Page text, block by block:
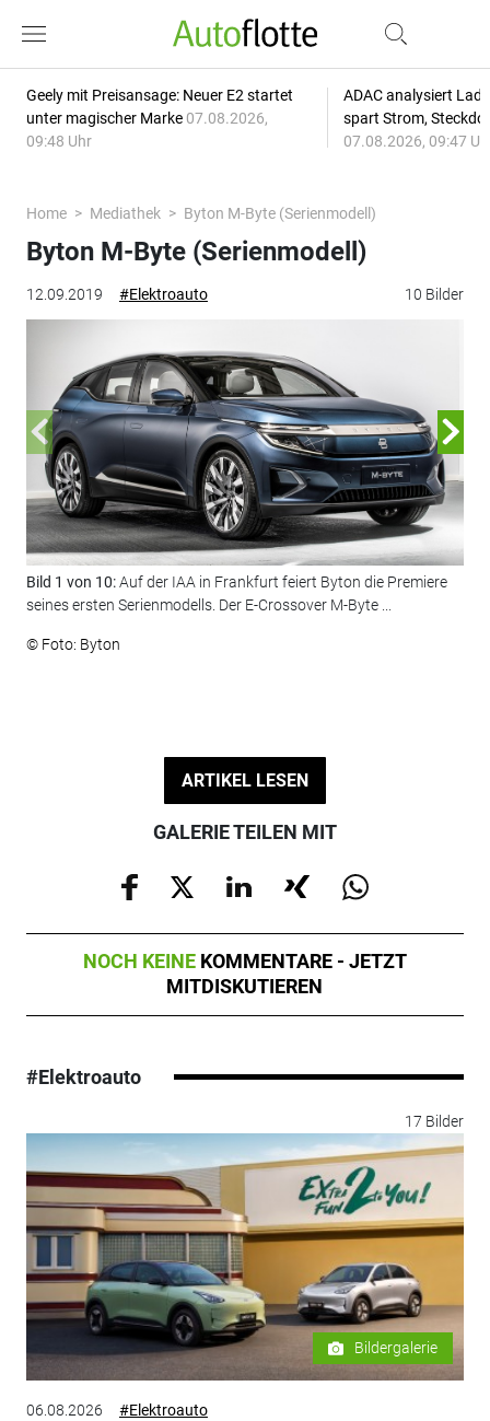
Geely mit Preisansage: Neuer E2 startet
unter magischer Marke 07.08.2026,
09:48 Uhr
ADAC analysiert
spart Strom,
07.08.2026, 09:47
Home Mediathek Byton M-Byte (Serienmodell)
12.09.2019 #Elektroauto 10 Bilder
Byton M-Byte (Serienmodell)
Bild 1 von 10:Auf der IAA in Frankfurt feiert Byton die Premiere
seines ersten Serienmodells. Der E-Crossover M-Byte ...
© Foto: Byton
ARTIKEL LESEN
GALERIE TEILEN MIT
NOCH KEINE KOMMENTARE - JETZT
MITDISKUTIEREN
#Elektroauto
17 Bilder
Bildergalerie
06.08.2026 #Elektroauto